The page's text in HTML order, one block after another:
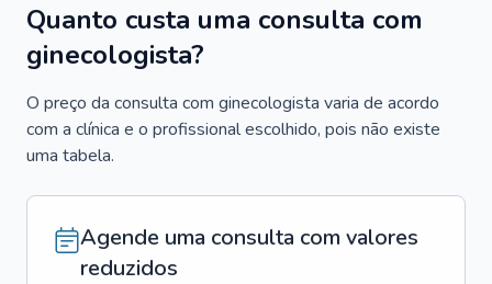
Quanto custa uma consulta com
ginecologista?
O preço da consulta com ginecologista varia de acordo
com a clínica e o profissional escolhido, pois não existe
uma tabela.
Agende uma consulta com valores
reduzidos